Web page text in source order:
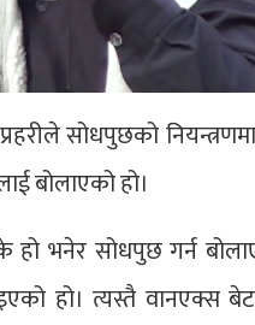
सोधपुछको
बोलाएको हो।
भनेर सोधपुछ गर्न
हो। त्यस्तै वानएक्स